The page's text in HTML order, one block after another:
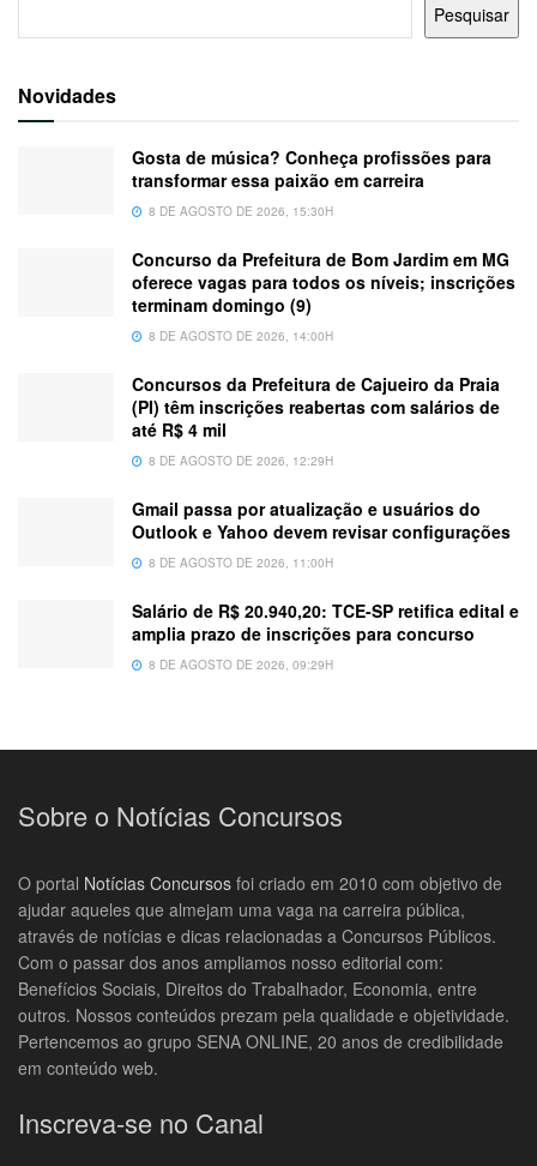
Pesquisar
Novidades
Gosta de música? Conheça profissões para
transformar essa paixão em carreira
8 DE AGOSTO DE 2026, 15:30H
Concurso da Prefeitura de Bom Jardim em MG
oferece vagas para todos os níveis; inscrições
terminam domingo (9)
8 DE AGOSTO DE 2026, 14:00H
Concursos da Prefeitura de Cajueiro da Praia
(PI) têm inscrições reabertas com salários de
até R$ 4 mil
8 DE AGOSTO DE 2026, 12:29H
Gmail passa por atualização e usuários do
Outlook e Yahoo devem revisar configurações
8 DE AGOSTO DE 2026, 11:00H
Salário de R$ 20.940,20: TCE-SP retifica edital e
amplia prazo de inscrições para concurso
8 DE AGOSTO DE 2026, 09:29H
Sobre o Notícias Concursos
O portal Notícias Concursos foi criado em 2010 com objetivo de
ajudar aqueles que almejam uma vaga na carreira pública,
através de notícias e dicas relacionadas a Concursos Públicos.
Com o passar dos anos ampliamos nosso editorial com:
Benefícios Sociais, Direitos do Trabalhador, Economia, entre
outros. Nossos conteúdos prezam pela qualidade e objetividade.
Pertencemos ao grupo SENA ONLINE, 20 anos de credibilidade
em conteúdo web.
Inscreva-se no Canal